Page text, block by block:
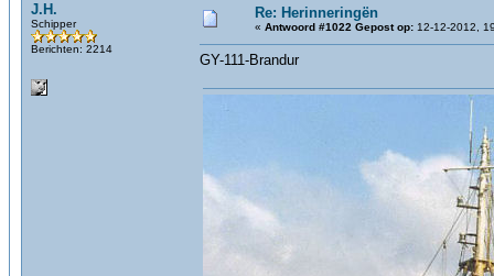
J.H.
Schipper
Berichten: 2214
Re: Herinneringën
« Antwoord #1022 Gepost op: 12-12-2012,
GY-111-Brandur